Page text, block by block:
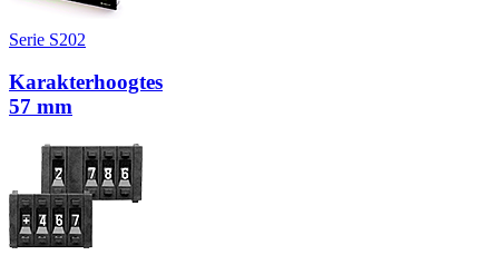
Serie S202
Karakterhoogtes
57 mm